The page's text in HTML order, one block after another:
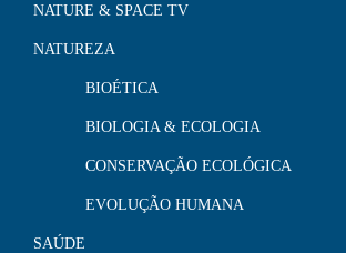
NATURE & SPACE TV
NATUREZA
BIOÉTICA
BIOLOGIA & ECOLOGIA
CONSERVAÇÃO ECOLÓGICA
EVOLUÇÃO HUMANA
SAÚDE